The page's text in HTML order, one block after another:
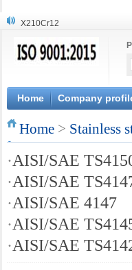
X210Cr12
X12CrNiMoV12-3
1.4945
X3CrNiN18-11
NiCr20TiAl
S132
S16800
Home Company
Home > Stainless
·AISI/SAE
·AISI/SAE
·AISI/SAE 4147
·AISI/SAE
·AISI/SAE